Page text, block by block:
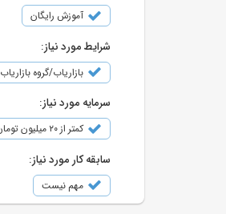
آموزش رایگان
شرایط مورد نیاز:
بازاریاب/گروه بازاریاب
سرمایه مورد نیاز:
کمتر از ۲۰ میلیون تومان
سابقه کار مورد نیاز:
مهم نیست